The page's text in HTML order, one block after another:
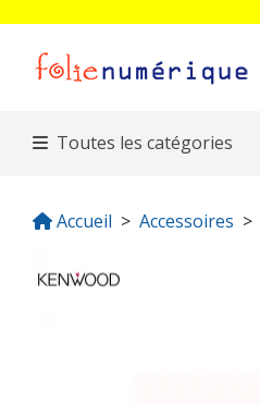
Toutes les catégories
Accueil Accessoires